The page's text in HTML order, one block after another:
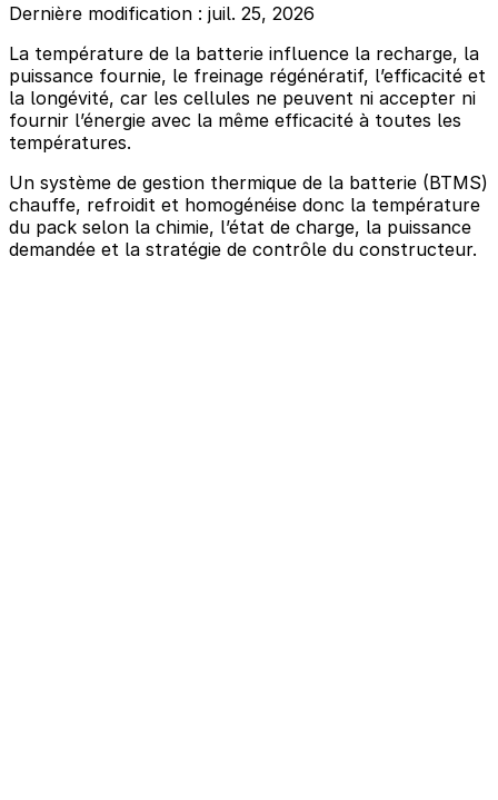
Dernière modification : juil. 25, 2026
La température de la batterie influence la recharge, la
puissance fournie, le freinage régénératif, l’efficacité et
la longévité, car les cellules ne peuvent ni accepter ni
fournir l’énergie avec la même efficacité à toutes les
températures.
Un système de gestion thermique de la batterie (BTMS)
chauffe, refroidit et homogénéise donc la température
du pack selon la chimie, l’état de charge, la puissance
demandée et la stratégie de contrôle du constructeur.